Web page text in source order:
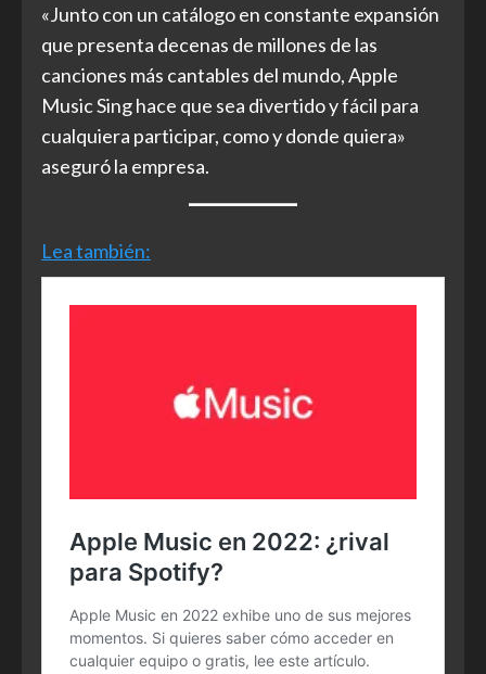
«Junto con un catálogo en constante expansión
que presenta decenas de millones de las
canciones más cantables del mundo, Apple
Music Sing hace que sea divertido y fácil para
cualquiera participar, como y donde quiera»
aseguró la empresa.
Lea también: